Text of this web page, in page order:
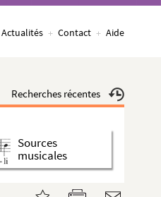
Actualités Contact Aide
Recherches récentes
Sources
musicales